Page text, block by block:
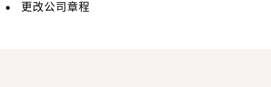
更改公司章程